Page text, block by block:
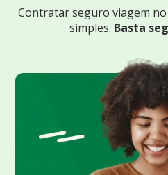
Contratar seguro viagem
simples. Basta